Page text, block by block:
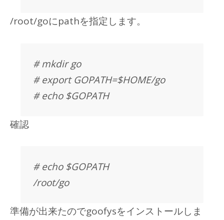
/root/goにpathを指定します。
# mkdir go
# export GOPATH=$HOME/go
# echo $GOPATH
確認
# echo $GOPATH
/root/go
準備が出来たのでgoofysをインストールしま